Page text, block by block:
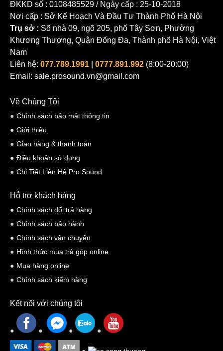
và thực hiện những bước đầu tiên với tư cách là một nghệ sĩ.
ĐKKD số : 0108485529 / Ngày cấp : 25-10-2018
Nơi cấp : Sở Kế Hoạch Và Đầu Tư Thành Phố Hà Nội
Trụ sở : Số nhà 09, ngõ 205, phố Tây Sơn, Phường
Khương Thượng, Quận Đống Đa, Thành phố Hà Nội, Việt
Nam
Liên hệ: 077.789.1991 0777.891.992 (8:00-20:00)
Email: sale.prosound.vn@gmail.com
Về Chúng Tôi
Chính sách bảo mật thông tin
Giới thiệu
Giao hàng & thanh toán
Điều khoản sử dụng
Chi Tiết Liên Hệ Pro Sound
Hỗ trợ khách hàng
Chính sách đổi trả hàng
Chính sách bảo hành
Chính sách vận chuyển
Hình thức mua trả góp online
Mua hàng online
Chính sách kiểm hàng
Kết nối với chúng tôi